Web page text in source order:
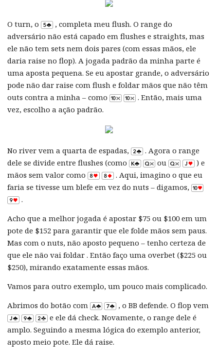
O turn, o
, completa meu flush. O range do
adversário não está capado em flushes e straights, mas
ele não tem sets nem dois pares (com essas mãos, ele
daria raise no flop). A jogada padrão da minha parte é
uma aposta pequena. Se eu apostar grande, o adversário
pode não dar raise com flush e foldar mãos que não têm
outs contra a minha – como
. Então, mais uma
vez, escolho a ação padrão.
No river vem a quarta de espadas,
. Agora o range
dele se divide entre flushes (como
ou
) e
mãos sem valor como
. Aqui, imagino o que eu
faria se tivesse um blefe em vez do nuts – digamos,
.
Acho que a melhor jogada é apostar $75 ou $100 em um
pote de $152 para garantir que ele folde mãos sem paus.
Mas com o nuts, não aposto pequeno – tenho certeza de
que ele não vai foldar . Então faço uma overbet ($225 ou
$250), mirando exatamente essas mãos.
Vamos para outro exemplo, um pouco mais complicado.
Abrimos do botão com
, o BB defende. O flop vem
e ele dá check. Novamente, o range dele é
amplo. Seguindo a mesma lógica do exemplo anterior,
aposto meio pote. Ele dá raise.